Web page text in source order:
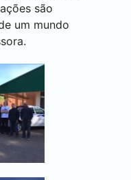
são
um mundo